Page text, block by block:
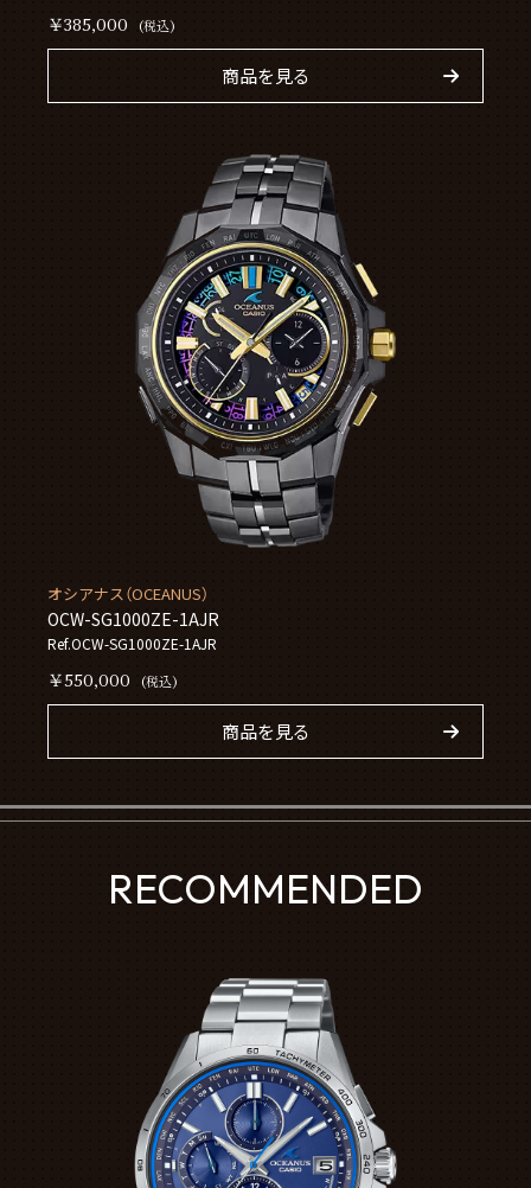
￥385,000 (税込)
商品を見る
オシアナス（OCEANUS）
OCW-SG1000ZE-1AJR
Ref.OCW-SG1000ZE-1AJR
￥550,000 (税込)
商品を見る
RECOMMENDED